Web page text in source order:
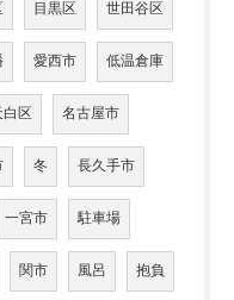
目黒区 世田谷区
愛西市 低温倉庫
白区 名古屋市
冬 長久手市
一宮市 駐車場
関市 風呂 抱負